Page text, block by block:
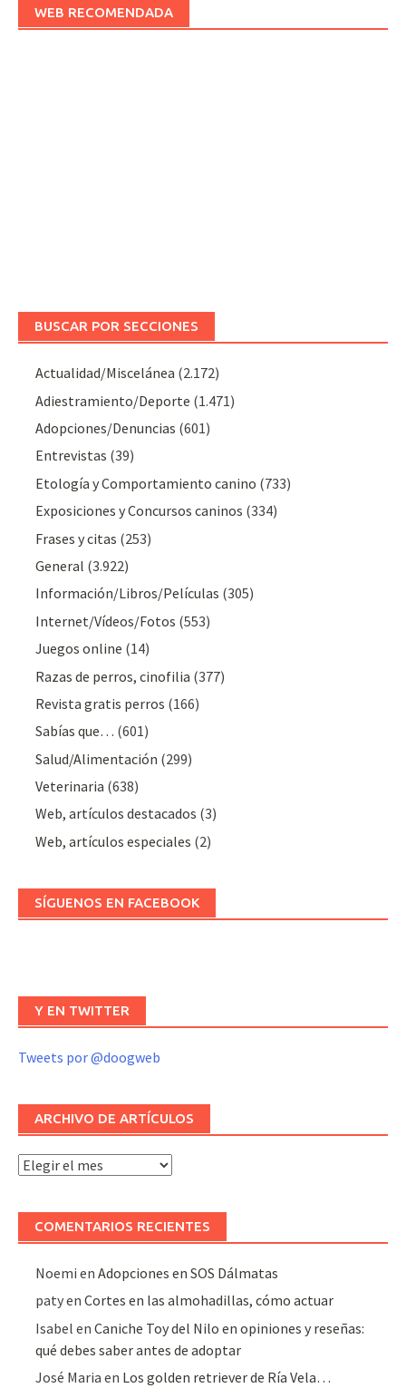
WEB RECOMENDADA
BUSCAR POR SECCIONES
Actualidad/Miscelánea (2.172)
Adiestramiento/Deporte (1.471)
Adopciones/Denuncias (601)
Entrevistas (39)
Etología y Comportamiento canino (733)
Exposiciones y Concursos caninos (334)
Frases y citas (253)
General (3.922)
Información/Libros/Películas (305)
Internet/Vídeos/Fotos (553)
Juegos online (14)
Razas de perros, cinofilia (377)
Revista gratis perros (166)
Sabías que… (601)
Salud/Alimentación (299)
Veterinaria (638)
Web, artículos destacados (3)
Web, artículos especiales (2)
SÍGUENOS EN FACEBOOK
Y EN TWITTER
Tweets por @doogweb
ARCHIVO DE ARTÍCULOS
Archivo
COMENTARIOS RECIENTES
Noemi enAdopciones en SOS Dálmatas
patyenCortes en las almohadillas, cómo actuar
Isabel enCaniche Toy del Nilo en opiniones y reseñas:
qué debes saber antes de adoptar
José Maria en Los golden retriever de Ría Vela…